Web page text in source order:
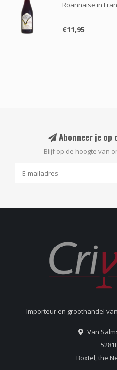
Roannaise in
€11,95
Abonneer je op
Blijf op de hoogte van
Importeur en groothandel
Van
Boxtel, the